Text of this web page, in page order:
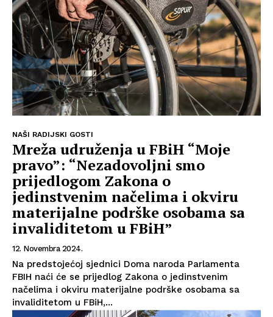
Info
NAŠI RADIJSKI GOSTI
Mreža udruženja u FBiH “Moje
pravo”: “Nezadovoljni smo
prijedlogom Zakona o
jedinstvenim načelima i okviru
materijalne podrške osobama sa
invaliditetom u FBiH”
12. Novembra 2024.
Na predstojećoj sjednici Doma naroda Parlamenta
FBIH naći će se prijedlog Zakona o jedinstvenim
načelima i okviru materijalne podrške osobama sa
invaliditetom u FBiH,...